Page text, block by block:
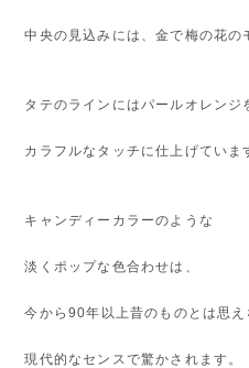
中央の見込みには、金で梅の花の
タテのラインにはパールオレンジ
カラフルなタッチに仕上げていま
キャンディーカラーのような
淡くポップな色合わせは、
今から90年以上昔のものとは思え
現代的なセンスで驚かされます。